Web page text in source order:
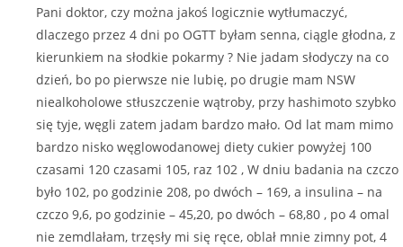
Pani doktor, czy można jakoś logicznie wytłumaczyć,
dlaczego przez 4 dni po OGTT byłam senna, ciągle głodna, z
kierunkiem na słodkie pokarmy ? Nie jadam słodyczy na co
dzień, bo po pierwsze nie lubię, po drugie mam NSW
niealkoholowe stłuszczenie wątroby, przy hashimoto szybko
się tyje, węgli zatem jadam bardzo mało. Od lat mam mimo
bardzo nisko węglowodanowej diety cukier powyżej 100
czasami 120 czasami 105, raz 102 , W dniu badania na czczo
było 102, po godzinie 208, po dwóch – 169, a insulina – na
czczo 9,6, po godzinie – 45,20, po dwóch – 68,80 , po 4 omal
nie zemdlałam, trzęsły mi się ręce, oblał mnie zimny pot, 4